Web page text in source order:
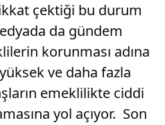
çektiği bu durum
da gündem
korunması adına
ve daha fazla
emeklilikte ciddi
yol açıyor. Son